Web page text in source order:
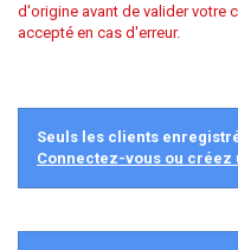
d'origine avant de valider votre
accepté en cas d'erreur.
Seuls les clients
Connectez-vous ou créez